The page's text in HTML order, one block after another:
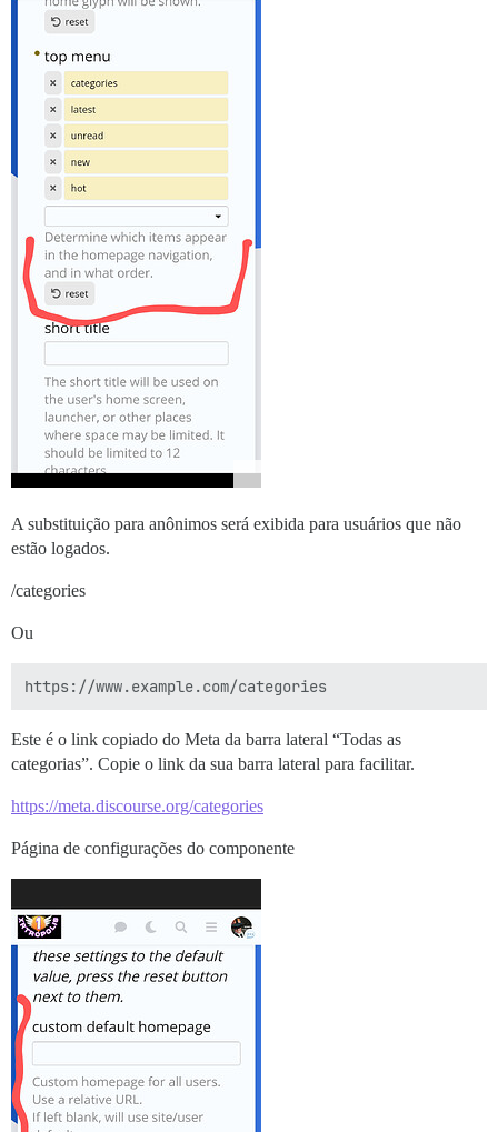
A substituição para anônimos será exibida para usuários que não
estão logados.
/categories
Ou
Este é o link copiado do Meta da barra lateral “Todas as
categorias”. Copie o link da sua barra lateral para facilitar.
https://meta.discourse.org/categories
Página de configurações do componente